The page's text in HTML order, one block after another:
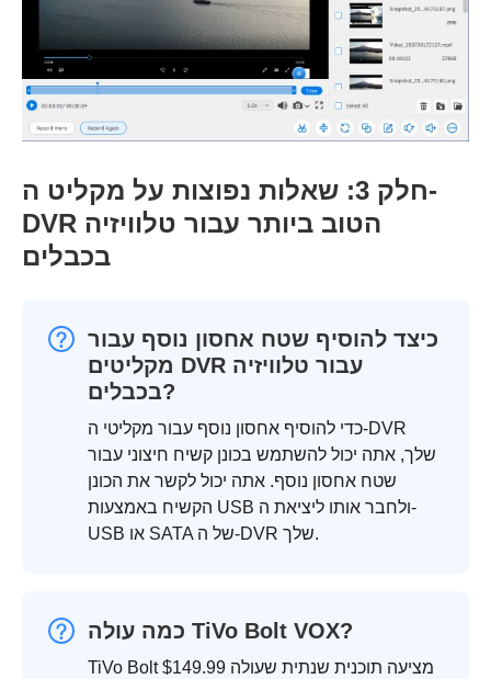
חלק 3: שאלות נפוצות על מקליט ה-
DVR הטוב ביותר עבור טלוויזיה
בכבלים
כיצד להוסיף שטח אחסון נוסף עבור
מקליטים DVR עבור טלוויזיה
בכבלים?
כדי להוסיף אחסון נוסף עבור מקליטי ה-DVR
שלך, אתה יכול להשתמש בכונן קשיח חיצוני עבור
שטח אחסון נוסף. אתה יכול לקשר את הכונן
הקשיח באמצעות USB ולחבר אותו ליציאת ה-
USB או SATA של ה-DVR שלך.
כמה עולה TiVo Bolt VOX?
TiVo Bolt מציעה תוכנית שנתית שעולה $149.99